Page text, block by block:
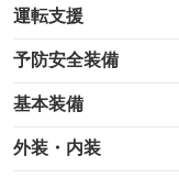
運転支援
ハンドル操作
予防安全装備
基本装備
エアバッグ：運転席
：装備あり
外装・内装